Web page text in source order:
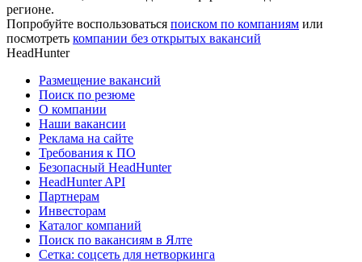
регионе.
Попробуйте воспользоваться поиском по компаниям или
посмотреть компании без открытых вакансий
HeadHunter
Размещение вакансий
Поиск по резюме
О компании
Наши вакансии
Реклама на сайте
Требования к ПО
Безопасный HeadHunter
HeadHunter API
Партнерам
Инвесторам
Каталог компаний
Поиск по вакансиям в Ялте
Сетка: соцсеть для нетворкинга